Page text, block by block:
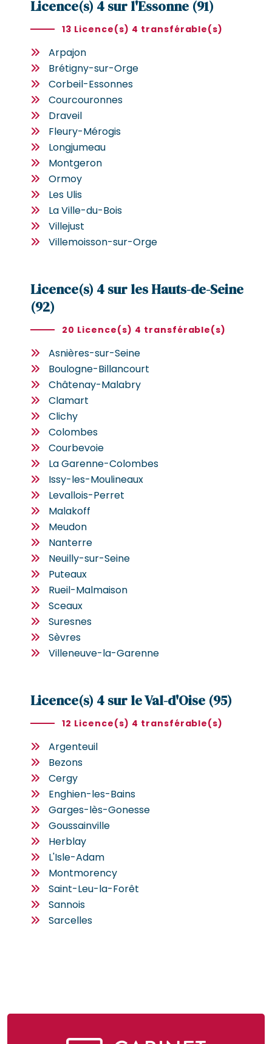
Licence(s) 4 sur l'Essonne (91)
13 Licence(s) 4 transférable(s)
Arpajon
Brétigny-sur-Orge
Corbeil-Essonnes
Courcouronnes
Draveil
Fleury-Mérogis
Longjumeau
Montgeron
Ormoy
Les Ulis
La Ville-du-Bois
Villejust
Villemoisson-sur-Orge
Licence(s) 4 sur les Hauts-de-Seine
(92)
20 Licence(s) 4 transférable(s)
Asnières-sur-Seine
Boulogne-Billancourt
Châtenay-Malabry
Clamart
Clichy
Colombes
Courbevoie
La Garenne-Colombes
Issy-les-Moulineaux
Levallois-Perret
Malakoff
Meudon
Nanterre
Neuilly-sur-Seine
Puteaux
Rueil-Malmaison
Sceaux
Suresnes
Sèvres
Villeneuve-la-Garenne
Licence(s) 4 sur le Val-d'Oise (95)
12 Licence(s) 4 transférable(s)
Argenteuil
Bezons
Cergy
Enghien-les-Bains
Garges-lès-Gonesse
Goussainville
Herblay
L'Isle-Adam
Montmorency
Saint-Leu-la-Forêt
Sannois
Sarcelles